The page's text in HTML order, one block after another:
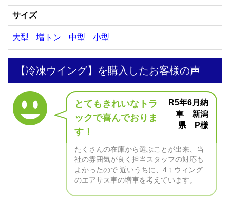
サイズ
大型 増トン 中型 小型
【冷凍ウイング】を購入したお客様の声
とてもきれいなトラ
ックで喜んでおりま
す！
R5年6月納
車 新潟
県 P様
たくさんの在庫から選ぶことが出来、当
社の雰囲気が良く担当スタッフの対応も
よかったので 近いうちに、4ｔウィング
のエアサス車の増車を考えています。